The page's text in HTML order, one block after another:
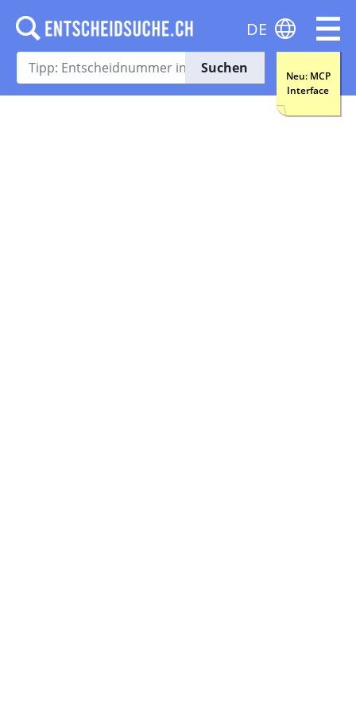
Suchen
Neu: MCP
Interface
DE